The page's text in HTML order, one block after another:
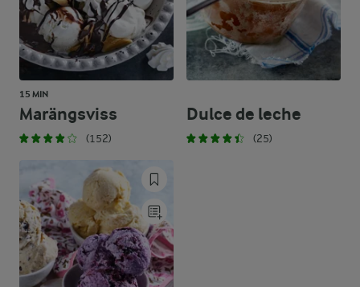
15 MIN
Marängsviss
(152)
Dulce de leche
(25)